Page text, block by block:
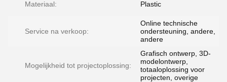
Materiaal: Plastic
Service na verkoop:
Online technische
ondersteuning, andere,
andere
Mogelijkheid tot projectoplossing:
Grafisch ontwerp, 3D-
modelontwerp,
totaaloplossing voor
projecten, overige